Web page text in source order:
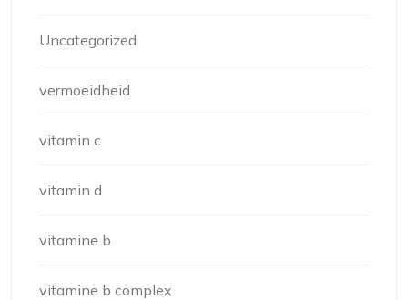
Uncategorized
vermoeidheid
vitamin c
vitamin d
vitamine b
vitamine b complex